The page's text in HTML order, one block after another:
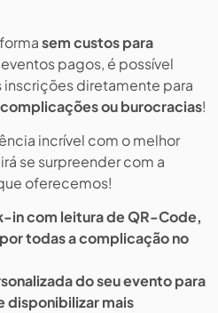
sem custos para
eventos pagos, é possível
inscrições diretamente para
ou burocracias!
incrível com o melhor
se surpreender com a
oferecemos!
in com leitura de QR-Code,
todas a complicação no
do seu evento para
disponibilizar mais